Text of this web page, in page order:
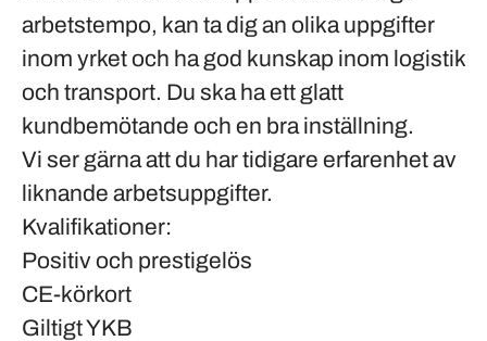
arbetstempo, kan ta dig an olika uppgifter
inom yrket och ha god kunskap inom logistik
och transport. Du ska ha ett glatt
kundbemötande och en bra inställning.
Vi ser gärna att du har tidigare erfarenhet av
liknande arbetsuppgifter.
Kvalifikationer:
Positiv och prestigelös
CE-körkort
Giltigt YKB